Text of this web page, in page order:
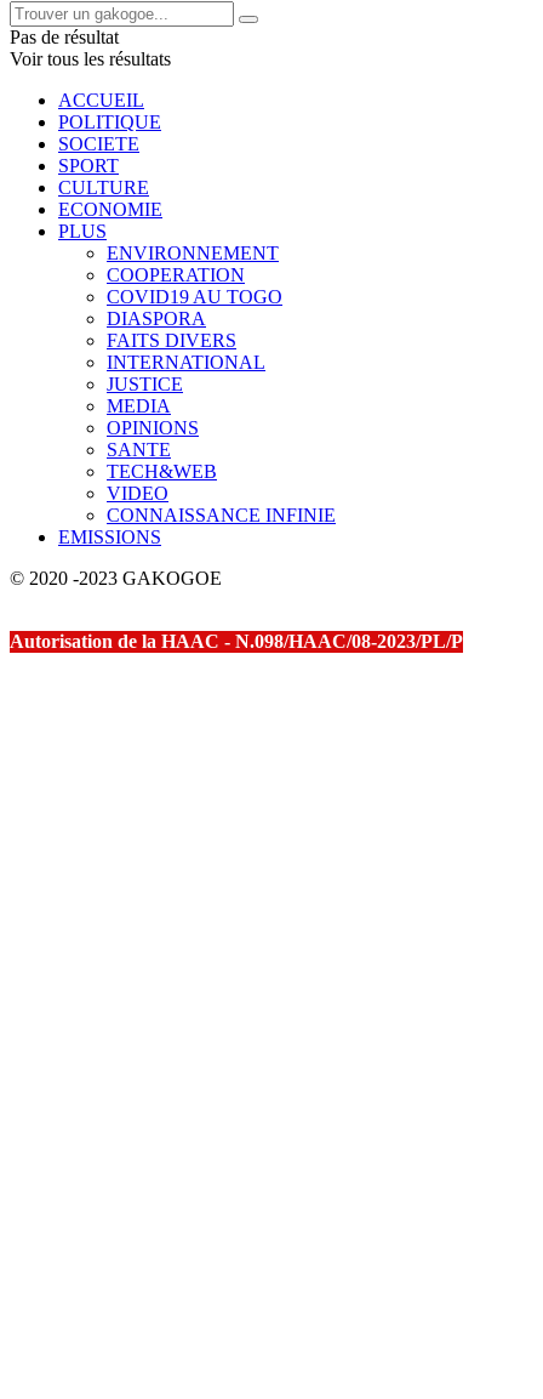
Pas de résultat
Voir tous les résultats
ACCUEIL
POLITIQUE
SOCIETE
SPORT
CULTURE
ECONOMIE
PLUS
ENVIRONNEMENT
COOPERATION
COVID19 AU TOGO
DIASPORA
FAITS DIVERS
INTERNATIONAL
JUSTICE
MEDIA
OPINIONS
SANTE
TECH&WEB
VIDEO
CONNAISSANCE INFINIE
EMISSIONS
© 2020 -2023 GAKOGOE
Autorisation de la HAAC - N.098/HAAC/08-2023/PL/P